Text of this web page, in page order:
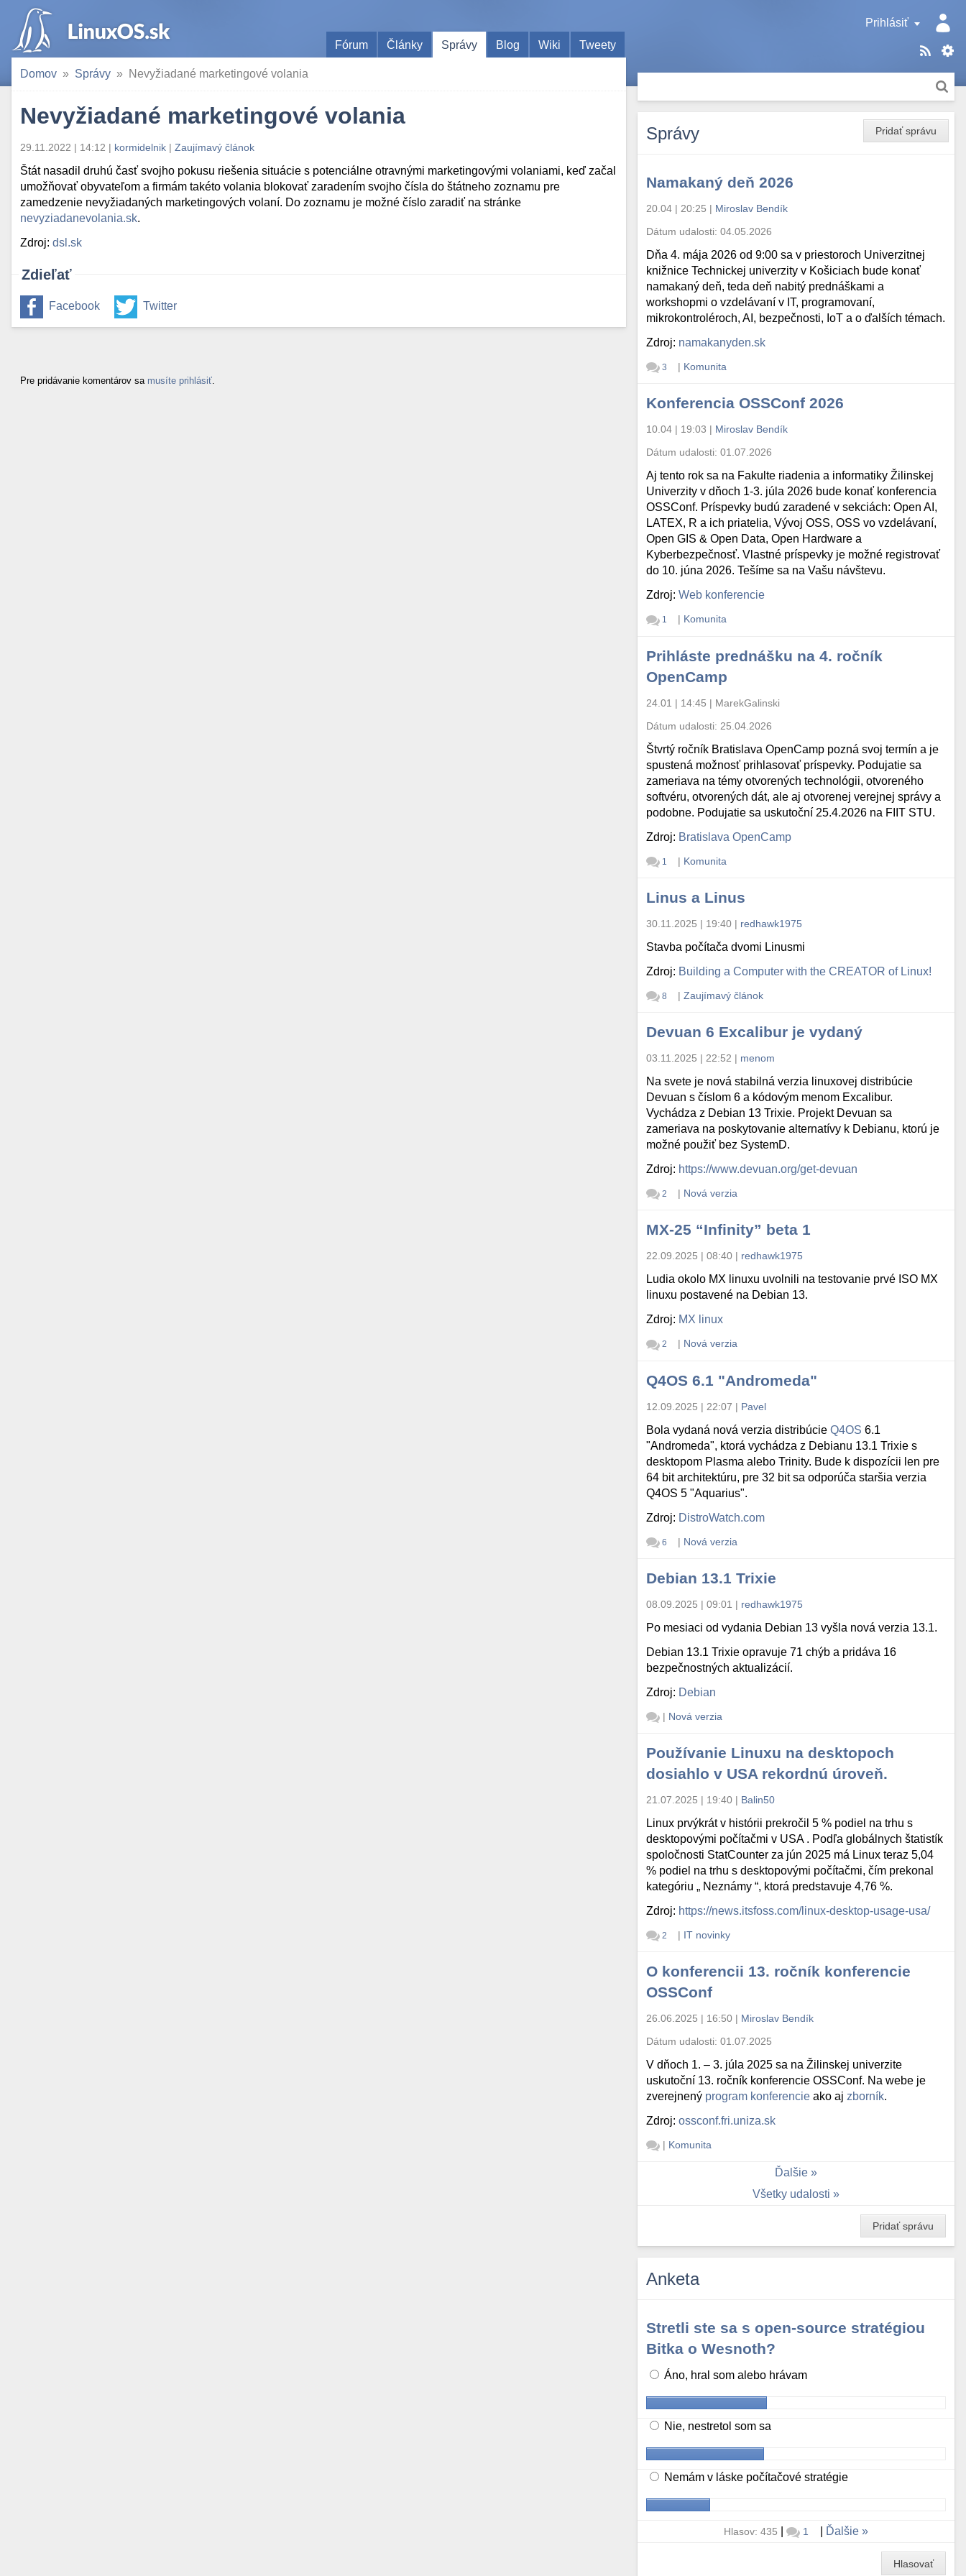
Prihlásiť
Fórum
Články Správy Blog Wiki Tweety
Domov Správy Nevyžiadané marketingové volania
Nevyžiadané marketingové volania
29.11.2022 | 14:12 | kormidelnik | Zaujímavý článok
Štát nasadil druhú časť svojho pokusu riešenia situácie s potenciálne otravnými marketingovými volaniami, keď začal
umožňovať obyvateľom a firmám takéto volania blokovať zaradením svojho čísla do štátneho zoznamu pre
zamedzenie nevyžiadaných marketingových volaní. Do zoznamu je možné číslo zaradiť na stránke
nevyziadanevolania.sk.
Zdroj: dsl.sk
Zdieľať
Facebook Twitter
Pre pridávanie komentárov sa musíte prihlásiť
Pridať správu
Správy
Namakaný deň 2026
20.04 | 20:25 | Miroslav Bendík
Dátum udalosti:04.05.2026
Dňa 4. mája 2026 od 9:00 sa v priestoroch Univerzitnej
knižnice Technickej univerzity v Košiciach bude konať
namakaný deň, teda deň nabitý prednáškami a
workshopmi o vzdelávaní v IT, programovaní,
mikrokontroléroch, AI, bezpečnosti, IoT a o ďalších témach.
Zdroj: namakanyden.sk
3 | Komunita
Konferencia OSSConf 2026
10.04 | 19:03 | Miroslav Bendík
Dátum udalosti:01.07.2026
Aj tento rok sa na Fakulte riadenia a informatiky Žilinskej
Univerzity v dňoch 1-3. júla 2026 bude konať konferencia
OSSConf. Príspevky budú zaradené v sekciách: Open AI,
LATEX, R a ich priatelia, Vývoj OSS, OSS vo vzdelávaní,
Open GIS & Open Data, Open Hardware a
Kyberbezpečnosť. Vlastné príspevky je možné registrovať
do 10. júna 2026. Tešíme sa na Vašu návštevu.
Zdroj:Web konferencie
1 | Komunita
Prihláste prednášku na 4. ročník
OpenCamp
24.01 | 14:45 | MarekGalinski
Dátum udalosti: 25.04.2026
Štvrtý ročník Bratislava OpenCamp pozná svoj termín a je
spustená možnosť prihlasovať príspevky. Podujatie sa
zameriava na témy otvorených technológii, otvoreného
softvéru, otvorených dát, ale aj otvorenej verejnej správy a
podobne. Podujatie sa uskutoční 25.4.2026 na FIIT STU.
Zdroj: Bratislava OpenCamp
1 | Komunita
Linus a Linus
30.11.2025 | 19:40 | redhawk1975
Stavba počítača dvomi Linusmi
Zdroj: Building a Computer with the CREATOR of Linux!
8 | Zaujímavý článok
Devuan 6 Excalibur je vydaný
03.11.2025 | 22:52 | menom
Na svete je nová stabilná verzia linuxovej distribúcie
Devuan s číslom 6 a kódovým menom Excalibur.
Vychádza z Debian 13 Trixie. Projekt Devuan sa
zameriava na poskytovanie alternatívy k Debianu, ktorú je
možné použiť bez SystemD.
Zdroj: https://www.devuan.org/get-devuan
2 | Nová verzia
MX-25 “Infinity” beta 1
22.09.2025 | 08:40 | redhawk1975
Ludia okolo MX linuxu uvolnili na testovanie prvé ISO MX
linuxu postavené na Debian 13.
Zdroj: MX linux
2 | Nová verzia
Q4OS 6.1 "Andromeda"
12.09.2025 | 22:07 | Pavel
Bola vydaná nová verzia distribúcieQ4OS 6.1
"Andromeda", ktorá vychádza z Debianu 13.1 Trixie s
desktopom Plasma alebo Trinity. Bude k dispozícii len pre
64 bit architektúru, pre 32 bit sa odporúča staršia verzia
Q4OS 5 "Aquarius".
Zdroj: DistroWatch.com
6 | Nová verzia
Debian 13.1 Trixie
08.09.2025 | 09:01 | redhawk1975
Po mesiaci od vydania Debian 13 vyšla nová verzia 13.1.
Debian 13.1 Trixie opravuje 71 chýb a pridáva 16
bezpečnostných aktualizácií.
Zdroj: Debian
| Nová verzia
Používanie Linuxu na desktopoch
dosiahlo v USA rekordnú úroveň.
21.07.2025 | 19:40 | Balin50
Linux prvýkrát v histórii prekročil 5 % podiel na trhu s
desktopovými počítačmi v USA . Podľa globálnych štatistík
spoločnosti StatCounter za jún 2025 má Linux teraz 5,04
% podiel na trhu s desktopovými počítačmi, čím prekonal
kategóriu „ Neznámy “, ktorá predstavuje 4,76 %.
Zdroj: https://news.itsfoss.com/linux-desktop-usage-usa/
2 | IT novinky
O konferencii 13. ročník konferencie
OSSConf
26.06.2025 | 16:50 | Miroslav Bendík
Dátum udalosti:01.07.2025
V dňoch 1. – 3. júla 2025 sa na Žilinskej univerzite
uskutoční 13. ročník konferencie OSSConf. Na webe je
zverejnený program konferencie ako aj zborník.
Zdroj:ossconf.fri.uniza.sk
| Komunita
Ďalšie
Všetky udalosti
Pridať správu
Anketa
Stretli ste sa s open-source stratégiou
Bitka o Wesnoth?
Áno, hral som alebo hrávam
Nie, nestretol som sa
Nemám v láske počítačové stratégie
Hlasov: 435 | 1 Ďalšie
Hlasovať